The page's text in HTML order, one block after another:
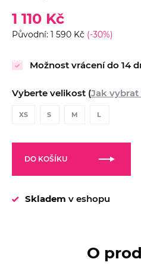
1 110 Kč
Původní: 1 590 Kč (-30%)
Možnost vrácení do 14
Vyberte velikost (Jak
XS S M L
DO KOŠÍKU
Skladem v eshopu
O